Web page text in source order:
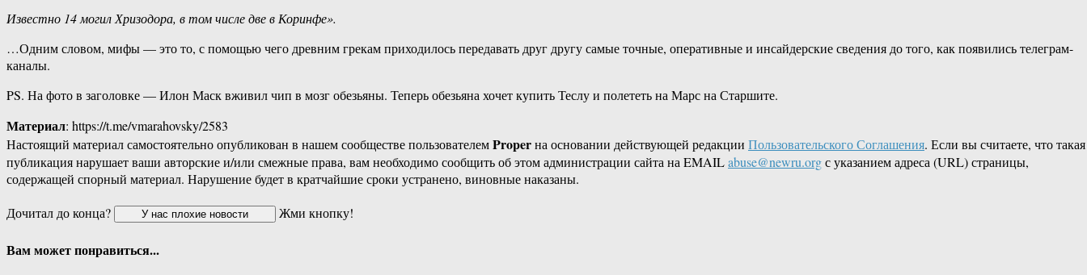
Известно 14 могил Хризодора, в том числе две в Коринфе».
…Одним словом, мифы — это то, с помощью чего древним грекам приходилось передавать друг другу самые точные, оперативные и инсайдерские сведения до того, как появились телеграм-
каналы.
PS. На фото в заголовке — Илон Маск вживил чип в мозг обезьяны. Теперь обезьяна хочет купить Теслу и полететь на Марс на Старшите.
Материал: https://t.me/vmarahovsky/2583
Настоящий материал самостоятельно опубликован в нашем сообществе пользователемProperна основании действующей редакции Пользовательского Соглашения. Если вы считаете, что такая
публикация нарушает ваши авторские и/или смежные права, вам необходимо сообщить об этом администрации сайта на EMAILabuse@newru.orgс указанием адреса (URL) страницы,
содержащей спорный материал. Нарушение будет в кратчайшие сроки устранено, виновные наказаны.
Дочитал до конца?
Жми кнопку!
Вам может понравиться...